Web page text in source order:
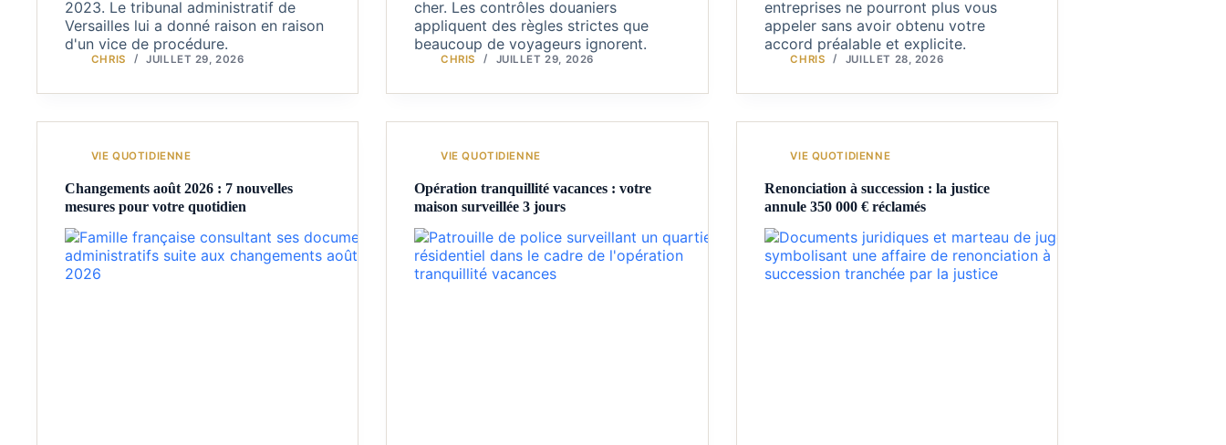
2023. Le tribunal administratif de
Versailles lui a donné raison en raison
d'un vice de procédure.
CHRIS JUILLET 29, 2026
cher. Les contrôles douaniers
appliquent des règles strictes que
beaucoup de voyageurs ignorent.
CHRIS JUILLET 29, 2026
entreprises ne pourront plus vous
appeler sans avoir obtenu votre
accord préalable et explicite.
CHRIS JUILLET 28, 2026
VIE QUOTIDIENNE
Changements août 2026 : 7 nouvelles
mesures pour votre quotidien
VIE QUOTIDIENNE
Opération tranquillité vacances : votre
maison surveillée 3 jours
VIE QUOTIDIENNE
Renonciation à succession : la justice
annule 350 000 € réclamés